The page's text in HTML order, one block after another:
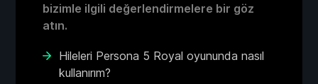
bizimle ilgili değerlendirmelere bir göz
atın.
Hileleri Persona 5 Royal oyununda nasıl
kullanırım?